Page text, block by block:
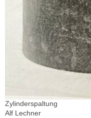
Zylinderspaltung
Alf Lechner